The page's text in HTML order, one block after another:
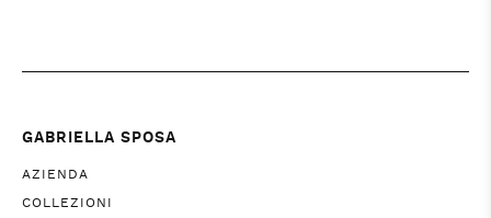
GABRIELLA SPOSA
AZIENDA
COLLEZIONI